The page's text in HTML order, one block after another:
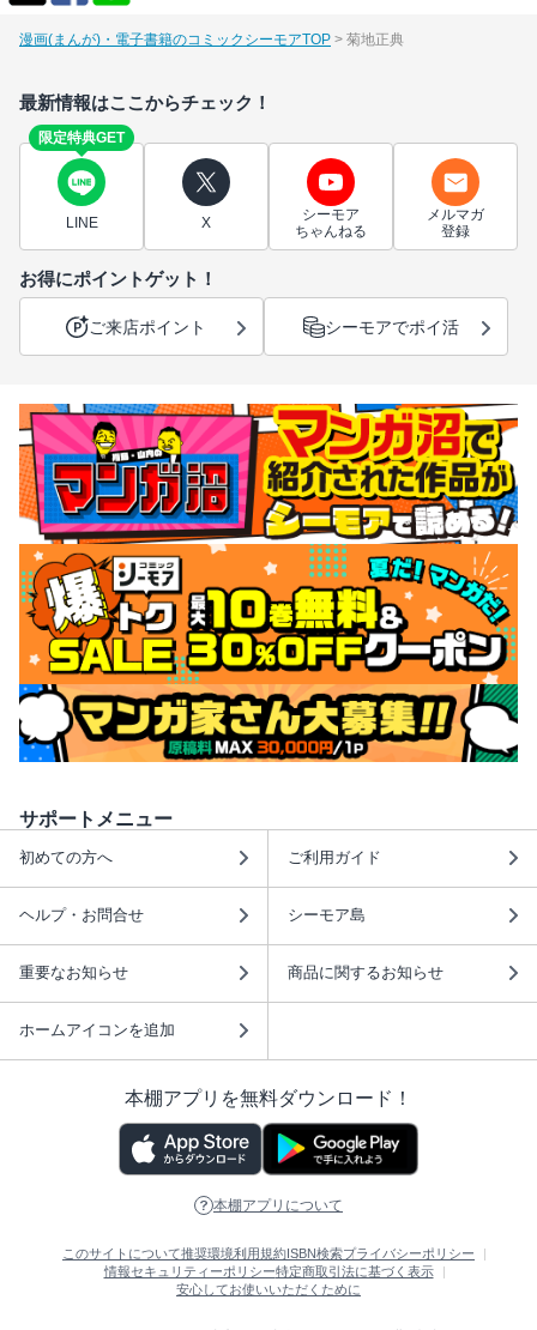
漫画(まんが)・電子書籍のコミックシーモアTOP 菊地正典
最新情報はここからチェック！
限定特典GET
LINE X
シーモア
ちゃんねる
メルマガ
登録
お得にポイントゲット！
ご来店ポイント シーモアでポイ活
サポートメニュー
初めての方へ ご利用ガイド
ヘルプ・お問合せ シーモア島
重要なお知らせ 商品に関するお知らせ
ホームアイコンを追加
本棚アプリを無料ダウンロード！
本棚アプリについて
このサイトについて推奨環境利用規約 ISBN検索プライバシーポリシー
情報セキュリティーポリシー特定商取引法に基づく表示
安心してお使いいただくために